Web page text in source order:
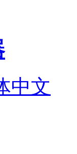
中文